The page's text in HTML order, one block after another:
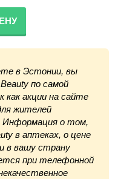
в Эстонии, вы
по самой
акции на сайте
жителей
о том,
в аптеках, о цене
в вашу страну
при телефонной